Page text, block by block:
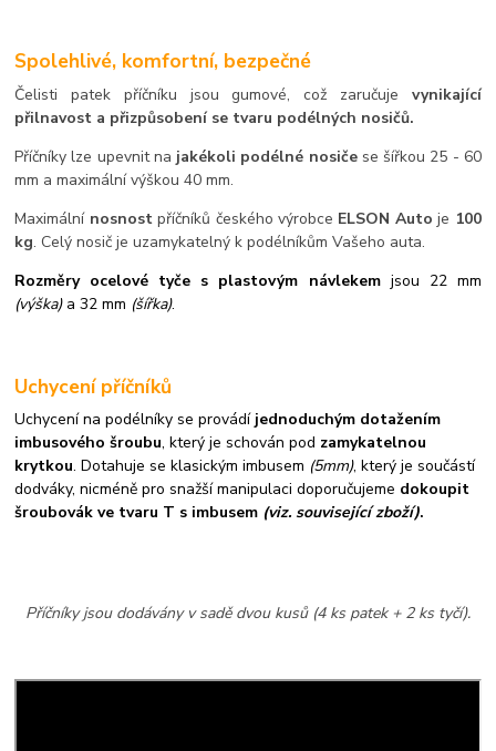
Spolehlivé, komfortní, bezpečné
Čelisti patek příčníku jsou gumové, což zaručuje vynikající
přilnavost a přizpůsobení se tvaru podélných nosičů.
Příčníky lze upevnit na jakékoli podélné nosičese šířkou 25 - 60
mm a maximální výškou 40 mm.
Maximální nosnostpříčníků českého výrobce ELSON Autoje 100
kg. Celý nosič je uzamykatelný k podélníkům Vašeho auta.
Rozměry ocelové tyče s plastovým návlekemjsou 22 mm
(výška)a 32 mm (šířka).
Uchycení příčníků
Uchycení na podélníky se provádí jednoduchým dotažením
imbusového šroubu, který je schován pod zamykatelnou
krytkou. Dotahuje se klasickým imbusem (5mm), který je součástí
dodváky, nicméně pro snažší manipulaci doporučujeme dokoupit
šroubovák ve tvaru T s imbusem (viz. související zboží).
Příčníky jsou dodávány v sadě dvou kusů (4 ks patek + 2 ks tyčí).